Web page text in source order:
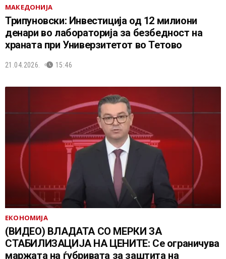
МАКЕДОНИЈА
Трипуновски: Инвестиција од 12 милиони
денари во лабораторија за безбедност на
храната при Универзитетот во Тетово
21.04.2026. 15:46
ЕКОНОМИЈА
(ВИДЕО) ВЛАДАТА СО МЕРКИ ЗА
СТАБИЛИЗАЦИЈА НА ЦЕНИТЕ: Се ограничува
маржата на ѓубривата за заштита на